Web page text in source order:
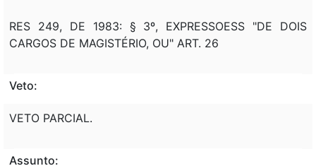
RES 249, DE 1983: § 3º, EXPRESSOESS "DE DOIS
CARGOS DE MAGISTÉRIO, OU" ART. 26
Veto:
VETO PARCIAL.
Assunto: